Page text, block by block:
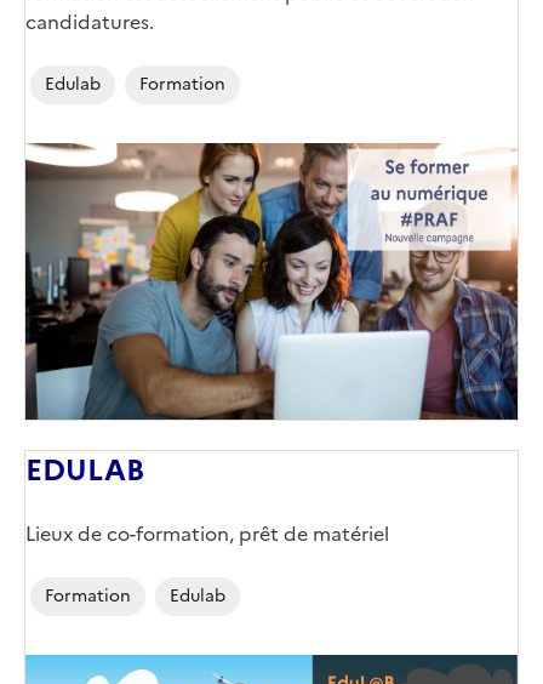
candidatures.
Edulab Formation
Image
de
couverture
(conseillée)
EDULAB
Lieux de co-formation, prêt de matériel
Formation Edulab